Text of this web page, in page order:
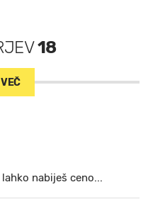
18
nabiješ ceno...